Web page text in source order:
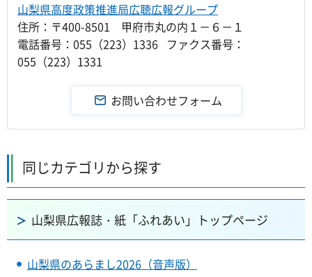
山梨県高度政策推進局広聴広報グループ
住所：〒400-8501 甲府市丸の内１－６－１
電話番号：055（223）1336 ファクス番号：
055（223）1331
同じカテゴリから探す
山梨県広報誌・紙「ふれあい」トップページ
山梨県のあらまし2026（音声版）